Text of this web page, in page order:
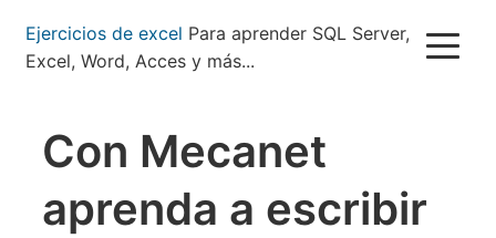
Pasar
contenido
Ejercicios de excel Para aprender SQL Server,
Excel, Word, Acces y más...
Con Mecanet
aprenda a escribir